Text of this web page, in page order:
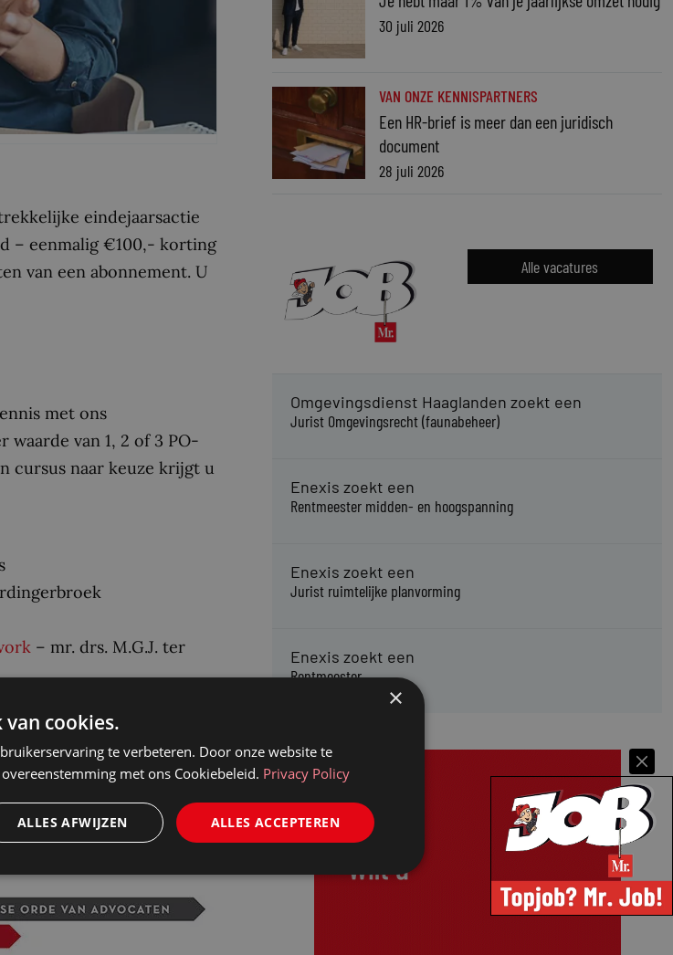
eindejaarsactie
– eenmalig €100,- korting
van een abonnement. U
met ons
van 1, 2 of 3 PO-
cursus naar keuze krijgt u
– mr. drs. M.G.J. ter
wilt zitten: met
die aansluiten
30 juli 2026
VAN ONZE KENNISPARTNERS
Een HR-brief is meer dan een juridisch
document
28 juli 2026
Alle vacatures
Omgevingsdienst Haaglanden zoekt een
Jurist Omgevingsrecht (faunabeheer)
Enexis zoekt een
Rentmeester midden- en hoogspanning
Enexis zoekt een
Jurist ruimtelijke planvorming
Enexis zoekt een
Rentmeester
×
cookies.
te verbeteren. Door onze website te
met ons Cookiebeleid. Privacy Policy
ALLES ACCEPTEREN
ALLES AFWIJZEN